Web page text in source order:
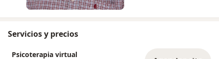
Servicios y precios
Psicoterapia virtual